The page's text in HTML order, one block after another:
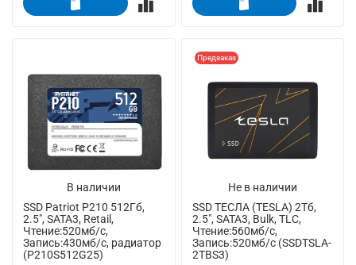
В наличии
SSD Patriot P210 512Гб,
2.5", SATA3, Retail,
Чтение:520мб/с,
Запись:430мб/с, радиатор
(P210S512G25)
Не в наличии
Предзаказ
SSD ТЕСЛА (TESLA) 2Тб,
2.5", SATA3, Bulk, TLC,
Чтение:560мб/с,
Запись:520мб/с (SSDTSLA-
2TBS3)